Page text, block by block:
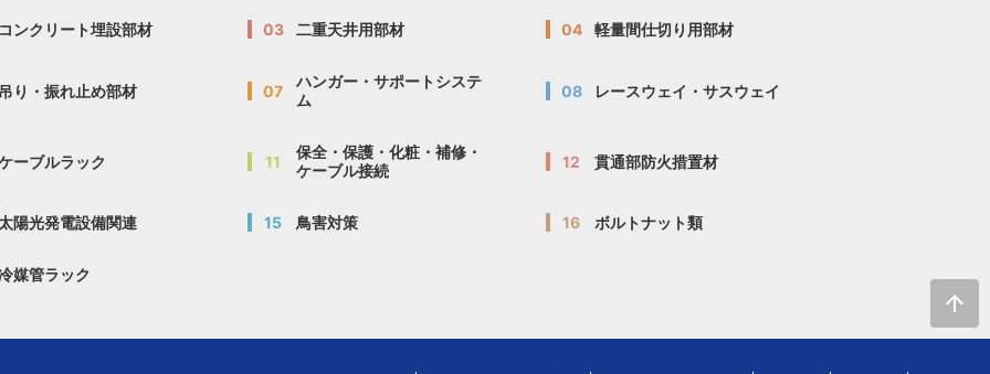
ンクリート埋設部材 03 二重天井用部材 04 軽量間仕切り用部材
り・振れ止め部材 07
ハンガー・サポートシステ
ム
08 レースウェイ・サスウェイ
ーブルラック 11
保全・保護・化粧・補修・
ケーブル接続
12 貫通部防火措置材
陽光発電設備関連 15 鳥害対策 16 ボルトナット類
媒管ラック